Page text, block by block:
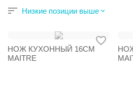
Низкие позиции выше
НОЖ КУХОННЫЙ 16СМ
MAITRE